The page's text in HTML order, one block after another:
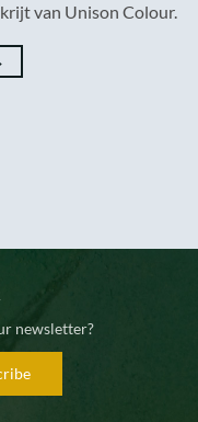
van Unison Colour.
newsletter?